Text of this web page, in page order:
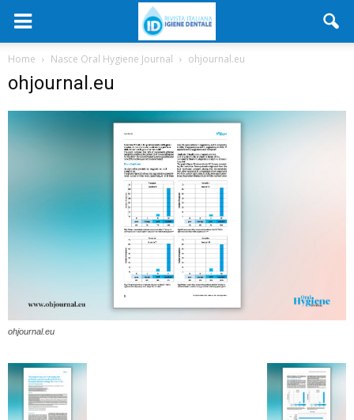
Home Nasce Oral Hygiene Journal ohjournal.eu
ohjournal.eu
ohjournal.eu